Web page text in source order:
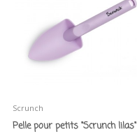
Scrunch
Pelle pour petits "Scrunch lilas"